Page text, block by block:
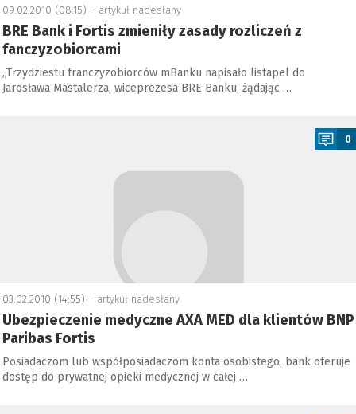
09.02.2010 (08:15) – artykuł nadesłany
BRE Bank i Fortis zmieniły zasady rozliczeń z
fanczyzobiorcami
„Trzydziestu franczyzobiorców mBanku napisało listapel do
Jarosława Mastalerza, wiceprezesa BRE Banku, żądając …
0
03.02.2010 (14:55) – artykuł nadesłany
Ubezpieczenie medyczne AXA MED dla klientów BNP
Paribas Fortis
Posiadaczom lub współposiadaczom konta osobistego, bank oferuje
dostęp do prywatnej opieki medycznej w całej …